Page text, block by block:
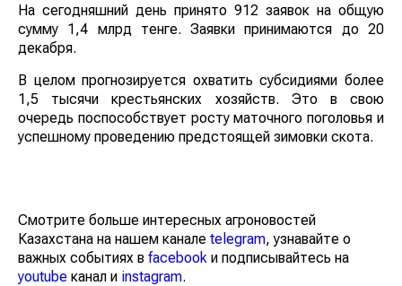
На сегодняшний день принято 912 заявок на общую
сумму 1,4 млрд тенге. Заявки принимаются до 20
декабря.
В целом прогнозируется охватить субсидиями более
1,5 тысячи крестьянских хозяйств. Это в свою
очередь поспособствует росту маточного поголовья и
успешному проведению предстоящей зимовки скота.
Смотрите больше интересных агроновостей
Казахстана на нашем канале telegram, узнавайте о
важных событиях в facebook и подписывайтесь на
youtube канал и instagram.